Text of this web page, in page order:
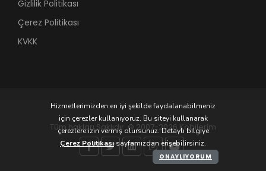
Gizlilik Politikası
Çerez Politikası
KVKK
Tüm hakları Saklıdır. © 2007-2026 Kobilerim
Hizmetlerimizden en iyi şekilde faydalanabilmeniz
için çerezler kullanıyoruz. Bu siteyi kullanarak
çerezlere izin vermiş olursunuz. Detaylı bilgiye
Çerez Politikasısayfamızdan erişebilirsiniz.
ONAYLIYORUM